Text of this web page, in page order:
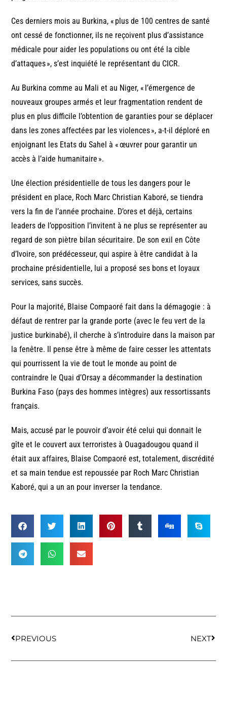
Ces derniers mois au Burkina, « plus de 100 centres de santé
ont cessé de fonctionner, ils ne reçoivent plus d’assistance
médicale pour aider les populations ou ont été la cible
d’attaques », s’est inquiété le représentant du CICR.
Au Burkina comme au Mali et au Niger, « l’émergence de
nouveaux groupes armés et leur fragmentation rendent de
plus en plus difficile l’obtention de garanties pour se déplacer
dans les zones affectées par les violences », a-t-il déploré en
enjoignant les Etats du Sahel à « œuvrer pour garantir un
accès à l’aide humanitaire ».
Une élection présidentielle de tous les dangers pour le
président en place, Roch Marc Christian Kaboré, se tiendra
vers la fin de l’année prochaine. D’ores et déjà, certains
leaders de l’opposition l’invitent à ne plus se représenter au
regard de son piètre bilan sécuritaire. De son exil en Côte
d’Ivoire, son prédécesseur, qui aspire à être candidat à la
prochaine présidentielle, lui a proposé ses bons et loyaux
services, sans succès.
Pour la majorité, Blaise Compaoré fait dans la démagogie : à
défaut de rentrer par la grande porte (avec le feu vert de la
justice burkinabé), il cherche à s’introduire dans la maison par
la fenêtre. Il pense être à même de faire cesser les attentats
qui pourrissent la vie de tout le monde au point de
contraindre le Quai d’Orsay a décommander la destination
Burkina Faso (pays des hommes intègres) aux ressortissants
français.
Mais, accusé par le pouvoir d’avoir été celui qui donnait le
gîte et le couvert aux terroristes à Ouagadougou quand il
était aux affaires, Blaise Compaoré est, totalement, discrédité
et sa main tendue est repoussée par Roch Marc Christian
Kaboré, qui a un an pour inverser la tendance.
PREVIOUS NEXT